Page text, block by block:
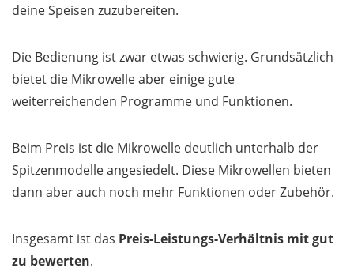
deine Speisen zuzubereiten.
Die Bedienung ist zwar etwas schwierig. Grundsätzlich
bietet die Mikrowelle aber einige gute
weiterreichenden Programme und Funktionen.
Beim Preis ist die Mikrowelle deutlich unterhalb der
Spitzenmodelle angesiedelt. Diese Mikrowellen bieten
dann aber auch noch mehr Funktionen oder Zubehör.
Insgesamt ist das Preis-Leistungs-Verhältnis mit gut
zu bewerten.